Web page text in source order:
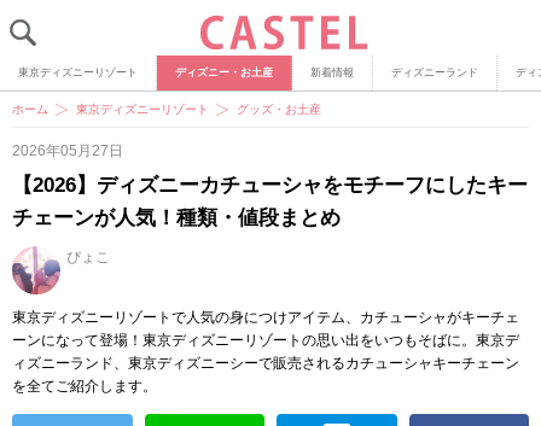
東京ディズニーリゾート ディズニー・お土産 新着情報 ディズニーランド ディ
ホーム 東京ディズニーリゾート グッズ・お土産
2026年05月27日
【2026】ディズニーカチューシャをモチーフにしたキー
チェーンが人気！種類・値段まとめ
ぴょこ
東京ディズニーリゾートで人気の身につけアイテム、カチューシャがキーチェ
ーンになって登場！東京ディズニーリゾートの思い出をいつもそばに。東京デ
ィズニーランド、東京ディズニーシーで販売されるカチューシャキーチェーン
を全てご紹介します。